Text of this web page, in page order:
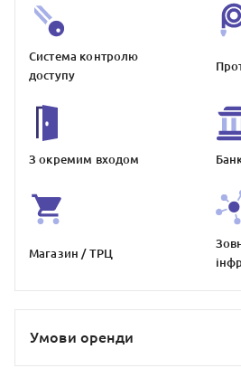
Система контролю
доступу
З окремим входом
Магазин / ТРЦ
Умови оренди